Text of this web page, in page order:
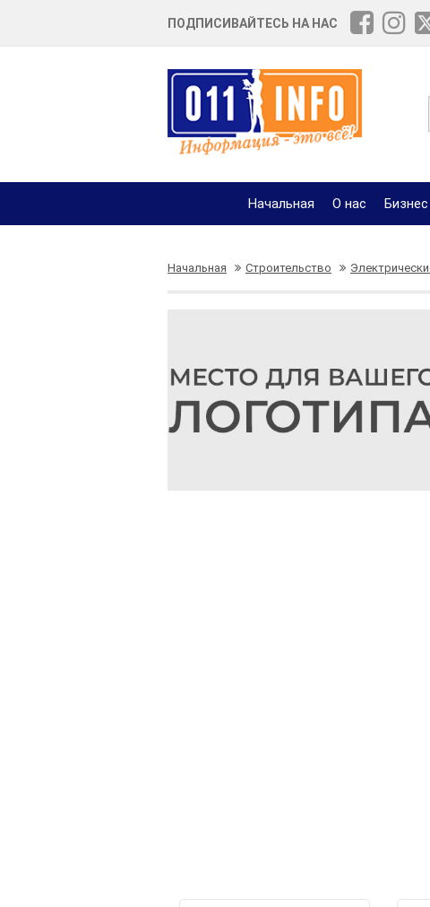
ПОДПИСИВАЙТЕСЬ НА НАС
Начальная О нас
Начальная Строительство